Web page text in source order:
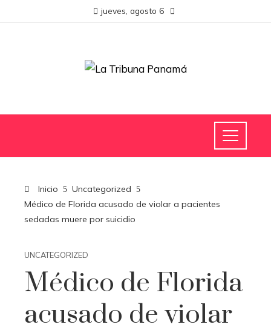
jueves, agosto 6
Inicio
Uncategorized
Médico de Florida acusado de violar a pacientes
sedadas muere por suicidio
UNCATEGORIZED
Médico de Florida
acusado de violar